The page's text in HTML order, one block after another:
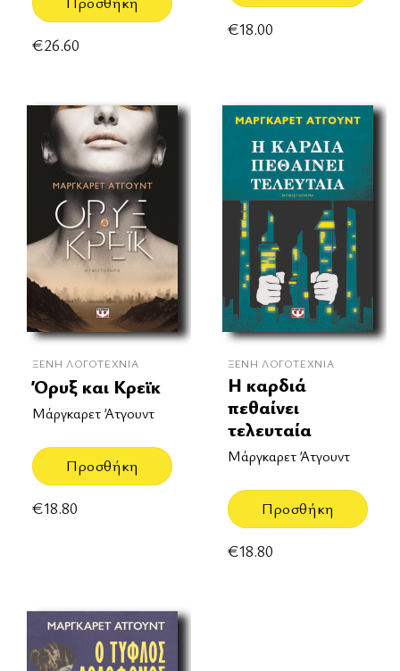
€26.60
€18.00
ΞΈΝΗ ΛΟΓΟΤΕΧΝΊΑ
Όρυξ και Κρεϊκ
Μάργκαρετ Άτγουντ
Προσθήκη
€18.80
ΞΈΝΗ ΛΟΓΟΤΕΧΝΊΑ
Η καρδιά
πεθαίνει
τελευταία
Μάργκαρετ Άτγουντ
Προσθήκη
€18.80